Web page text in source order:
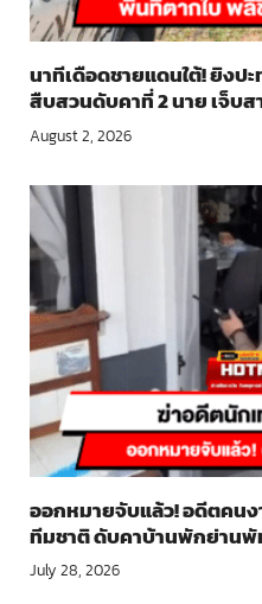
นาทีเดือดชายแดนใต้! ยิงป
สืบสวนดับคาที่ 2 นาย เจ็บส
August 2, 2026
ออกหมายจับแล้ว! อดีตคน
ทีมชาติ ดับคาบ้านพักย่านพั
July 28, 2026